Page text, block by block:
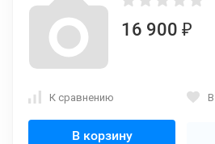
16 900 ₽
К сравнению
В корзину